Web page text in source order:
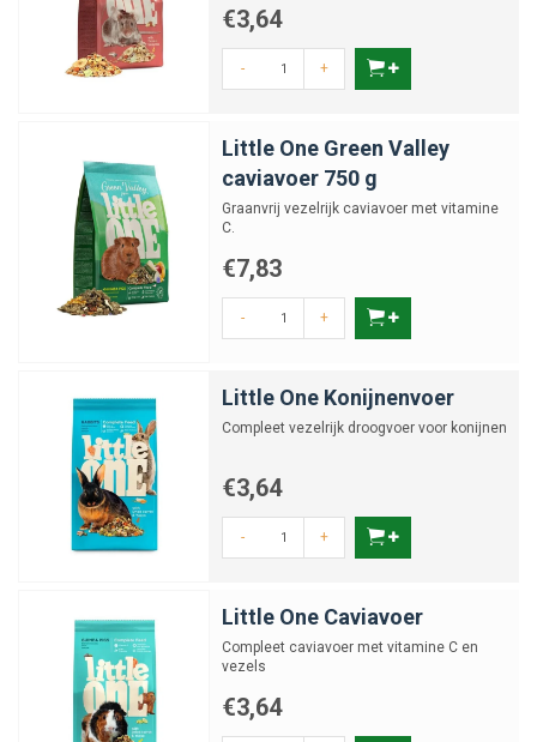
€3,64
- +
Little One Green Valley
caviavoer 750 g
Graanvrij vezelrijk caviavoer met vitamine
C.
€7,83
- +
Little One Konijnenvoer
Compleet vezelrijk droogvoer voor konijnen
€3,64
- +
Little One Caviavoer
Compleet caviavoer met vitamine C en
vezels
€3,64